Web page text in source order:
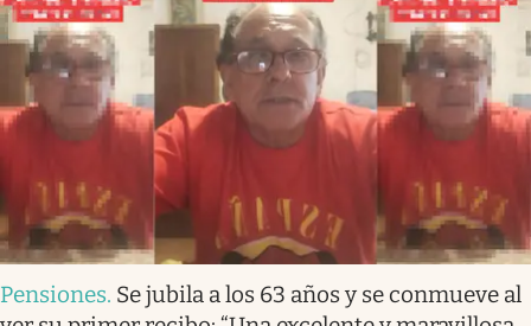
Pensiones. Se jubila a los 63 años y se conmueve al